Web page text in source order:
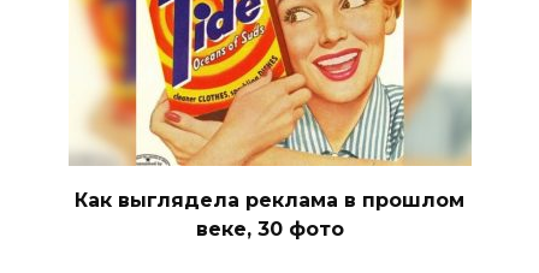
Как выглядела реклама в прошлом
веке, 30 фото